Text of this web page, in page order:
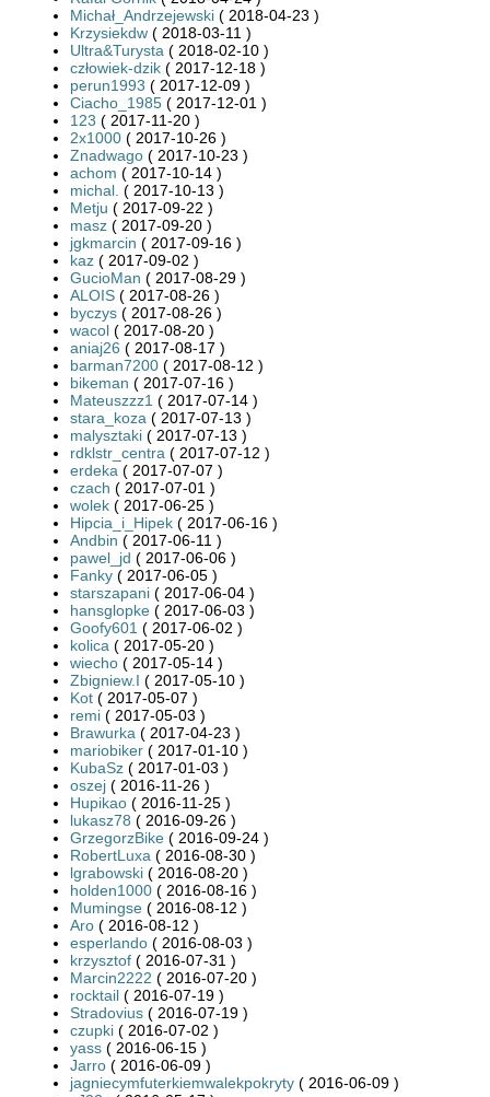
Michał_Andrzejewski ( 2018-04-23 )
Krzysiekdw ( 2018-03-11 )
Ultra&Turysta ( 2018-02-10 )
człowiek-dzik ( 2017-12-18 )
perun1993 ( 2017-12-09 )
Ciacho_1985 ( 2017-12-01 )
123 ( 2017-11-20 )
2x1000 ( 2017-10-26 )
Znadwago ( 2017-10-23 )
achom ( 2017-10-14 )
michal. ( 2017-10-13 )
Metju ( 2017-09-22 )
masz ( 2017-09-20 )
jgkmarcin ( 2017-09-16 )
kaz ( 2017-09-02 )
GucioMan ( 2017-08-29 )
ALOIS ( 2017-08-26 )
byczys ( 2017-08-26 )
wacol ( 2017-08-20 )
aniaj26 ( 2017-08-17 )
barman7200 ( 2017-08-12 )
bikeman ( 2017-07-16 )
Mateuszzz1 ( 2017-07-14 )
stara_koza ( 2017-07-13 )
malysztaki ( 2017-07-13 )
rdklstr_centra ( 2017-07-12 )
erdeka ( 2017-07-07 )
czach ( 2017-07-01 )
wolek ( 2017-06-25 )
Hipcia_i_Hipek ( 2017-06-16 )
Andbin ( 2017-06-11 )
pawel_jd ( 2017-06-06 )
Fanky ( 2017-06-05 )
starszapani ( 2017-06-04 )
hansglopke ( 2017-06-03 )
Goofy601 ( 2017-06-02 )
kolica ( 2017-05-20 )
wiecho ( 2017-05-14 )
Zbigniew.I ( 2017-05-10 )
Kot ( 2017-05-07 )
remi ( 2017-05-03 )
Brawurka ( 2017-04-23 )
mariobiker ( 2017-01-10 )
KubaSz ( 2017-01-03 )
oszej ( 2016-11-26 )
Hupikao ( 2016-11-25 )
lukasz78 ( 2016-09-26 )
GrzegorzBike ( 2016-09-24 )
RobertLuxa ( 2016-08-30 )
lgrabowski ( 2016-08-20 )
holden1000 ( 2016-08-16 )
Mumingse ( 2016-08-12 )
Aro ( 2016-08-12 )
esperlando ( 2016-08-03 )
krzysztof ( 2016-07-31 )
Marcin2222 ( 2016-07-20 )
rocktail ( 2016-07-19 )
Stradovius ( 2016-07-19 )
czupki ( 2016-07-02 )
yass ( 2016-06-15 )
Jarro ( 2016-06-09 )
jagniecymfuterkiemwalekpokryty ( 2016-06-09 )